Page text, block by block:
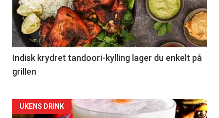
Indisk krydret tandoori-kylling lager du enkelt på
grillen
Forsiden
UKENS DRINK